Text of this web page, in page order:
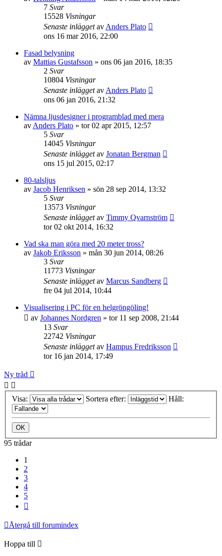
7 Svar
15528 Visningar
Senaste inläggetav Anders Plato
ons 16 mar 2016, 22:00
Fasad belysning
av Mattias Gustafsson » ons 06 jan 2016, 18:35
2 Svar
10804 Visningar
Senaste inläggetav Anders Plato
ons 06 jan 2016, 21:32
Nämna ljusdesigner i programblad med mera
av Anders Plato » tor 02 apr 2015, 12:57
5 Svar
14045 Visningar
Senaste inläggetav Jonatan Bergman
ons 15 jul 2015, 02:17
80-talsljus
av Jacob Henriksen » sön 28 sep 2014, 13:32
5 Svar
13573 Visningar
Senaste inläggetav Timmy Qvarnström
tor 02 okt 2014, 16:32
Vad ska man göra med 20 meter tross?
av Jakob Eriksson » mån 30 jun 2014, 08:26
3 Svar
11773 Visningar
Senaste inläggetav Marcus Sandberg
fre 04 jul 2014, 10:44
Visualisering i PC för en helgröngöling!
av Johannes Nordgren » tor 11 sep 2008, 21:44
13 Svar
22742 Visningar
Senaste inläggetav Hampus Fredriksson
tor 16 jan 2014, 17:49
Ny tråd
Visa: Sortera efter: Håll:
95 trådar
1
2
3
4
5
Återgå till forumindex
Hoppa till